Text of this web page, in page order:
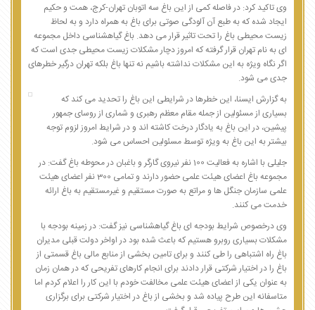
وی تاکید کرد: در فاصله کمی از این باغ سه اتوبان تهران-کرج، همت و حکیم
ایجاد شده که به طبع آن آلودگی صوتی برای باغ به همراه دارد و به لحاظ
زیست محیطی باغ را تحت تاثیر قرار می دهد. باغ گیاهشناسی داخل مجموعه
ای به نام تهران قرار گرفته که امروز دچار مشکلات زیست محیطی جدی است که
اگر نگاه ویژه به این مشکلات نداشته باشیم نه تنها باغ بلکه تهران درگیر خطرهای
جدی می شود.
به گزارش ایسنا، این خطرها در شرایطی این باغ را تحدید می کند که
بسیاری از مسئولین از جمله مقام معظم رهبری و شماری از روسای جمهور
پیشین، در این باغ به یادگار درخت کاشته اند و در شرایط امروز لزوم توجه
بیشتر به این باغ به ویژه توسط مسئولین احساس می شود.
جلیلی با اشاره به فعالیت 100 نفر نیروی گارگر و باغبان در محوطه باغ گفت: در
مجموعه باغ اعضای هیئت علمی حضور دارند و تمامی 300 نفر اعضای هیئت
علمی سازمان جنگل ها و مراتع به صورت مستقیم و غیرمستقیم به باغ ارائه
خدمت می کنند.
وی درخصوص شرایط بودجه ای باغ گیاهشناسی نیز گفت: در زمینه بودجه با
مشکلات بسیاری روبرو هستیم که باعث شده بود در اواخر دولت قبلی مدیران
باغ راه اشتباهی را طی کنند و برای تامین بخشی از منابع مالی باغ قسمتی از
باغ را در اختیار شرکتی قرار دادند برای انجام کارهای تفریحی که در همان زمان
به عنوان یکی از اعضای هیئت علمی مخالفت خودم با این کار را اعلام کردم اما
متاسفانه این طرح پیاده شد و بخشی از باغ در اختیار شرکتی برای برگزاری